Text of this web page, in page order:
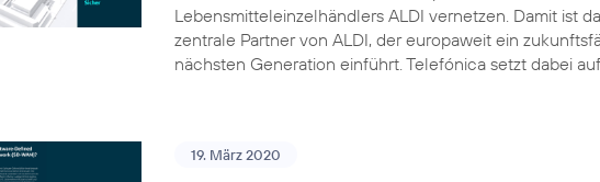
Lebensmitteleinzelhändlers ALDI vernetzen. Damit ist
zentrale Partner von ALDI, der europaweit ein
nächsten Generation einführt. Telefónica setzt dabei
19. März 2020